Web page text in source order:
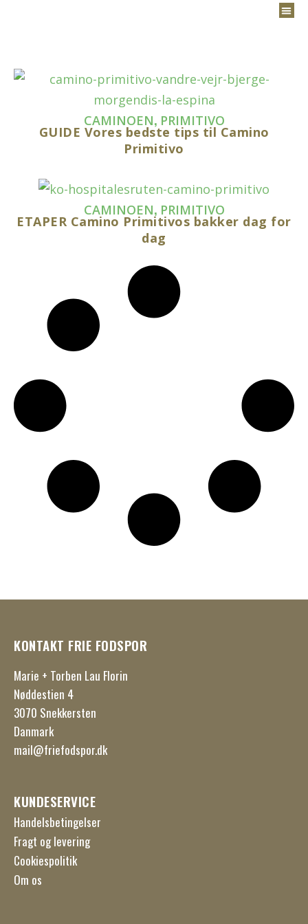
CAMINOEN, PRIMITIVO
GUIDE Vores bedste tips til Camino
Primitivo
CAMINOEN, PRIMITIVO
ETAPER Camino Primitivos bakker dag for
dag
KONTAKT FRIE FODSPOR
Marie + Torben Lau Florin
Nøddestien 4
3070 Snekkersten
Danmark
mail@friefodspor.dk
KUNDESERVICE
Handelsbetingelser
Fragt og levering
Cookiespolitik
Om os